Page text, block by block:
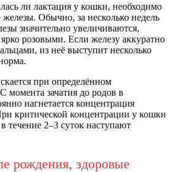
ли лактация у кошки, необходимо
Обычно, за несколько недель
значительно увеличиваются,
розовыми. Если железу аккуратно
из неё выступит несколько
при определённом
момента зачатия до родов в
нагнетается концентрация
критической концентрации у кошки
течение 2–3 суток наступают
рождения, здоровые